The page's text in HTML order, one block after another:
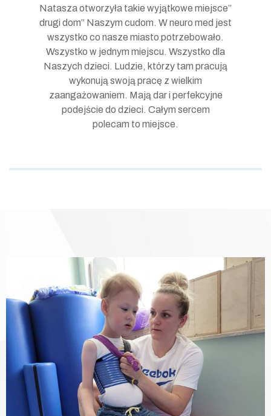
Natasza otworzyła takie wyjątkowe miejsce”
drugi dom” Naszym cudom. W neuro med jest
wszystko co nasze miasto potrzebowało.
Wszystko w jednym miejscu. Wszystko dla
Naszych dzieci. Ludzie, którzy tam pracują
wykonują swoją pracę z wielkim
zaangażowaniem. Mają dar i perfekcyjne
podejście do dzieci. Całym sercem
polecam to miejsce.